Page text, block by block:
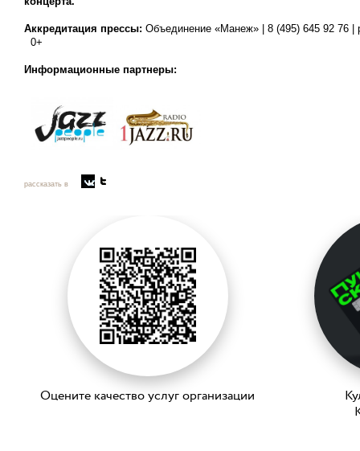
Аккредитация прессы: Объединение «Манеж» | 8 (495) 645 92 76 |
0+
Информационные партнеры:
рассказать в
Оцените качество услуг организации